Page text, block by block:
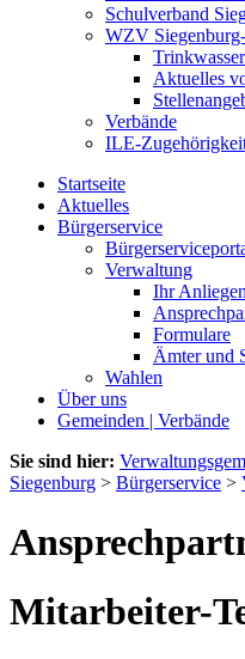
Schulverband
WZV
Aktuelles
Verbände
ILE-
Startseite
Aktuelles
Bürgerservice
Verwaltung
Ihr Anliegen
Formulare
Ämter und
Wahlen
Über uns
Gemeinden | Verbände
Sie sind hier:
Siegenburg > Bürgerservice >
Mitarbeiter-